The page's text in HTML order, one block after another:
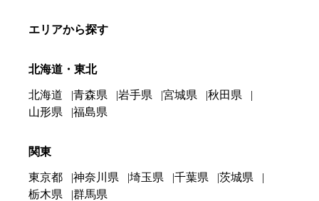
エリアから探す
北海道・東北
北海道 青森県 岩手県 宮城県
秋田県
山形県
福島県
関東
東京都 神奈川県 埼玉県 千葉県
茨城県
栃木県
群馬県